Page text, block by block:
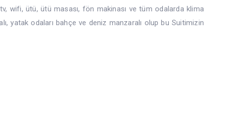
tv, wifi, ütü, ütü masası, fön makinası ve tüm odalarda klima
yatak odaları bahçe ve deniz manzaralı olup bu Suitimizin